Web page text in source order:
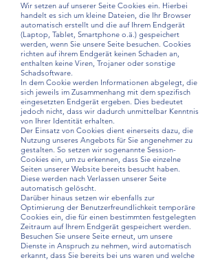
Wir setzen auf unserer Seite Cookies ein. Hierbei
handelt es sich um kleine Dateien, die Ihr Browser
automatisch erstellt und die auf Ihrem Endgerät
(Laptop, Tablet, Smartphone o.ä.) gespeichert
werden, wenn Sie unsere Seite besuchen. Cookies
richten auf ihrem Endgerät keinen Schaden an,
enthalten keine Viren, Trojaner oder sonstige
Schadsoftware.
In dem Cookie werden Informationen abgelegt, die
sich jeweils im Zusammenhang mit dem spezifisch
eingesetzten Endgerät ergeben. Dies bedeutet
jedoch nicht, dass wir dadurch unmittelbar Kenntnis
von Ihrer Identität erhalten.
Der Einsatz von Cookies dient einerseits dazu, die
Nutzung unseres Angebots für Sie angenehmer zu
gestalten. So setzen wir sogenannte Session-
Cookies ein, um zu erkennen, dass Sie einzelne
Seiten unserer Website bereits besucht haben.
Diese werden nach Verlassen unserer Seite
automatisch gelöscht.
Darüber hinaus setzen wir ebenfalls zur
Optimierung der Benutzerfreundlichkeit temporäre
Cookies ein, die für einen bestimmten festgelegten
Zeitraum auf Ihrem Endgerät gespeichert werden.
Besuchen Sie unsere Seite erneut, um unsere
Dienste in Anspruch zu nehmen, wird automatisch
erkannt, dass Sie bereits bei uns waren und welche